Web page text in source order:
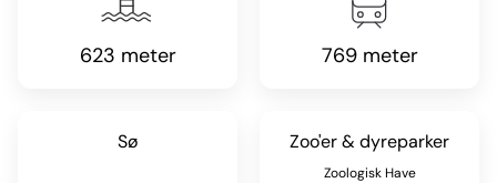
623 meter 769 meter
Sø Zoo'er & dyreparker
Zoologisk Have